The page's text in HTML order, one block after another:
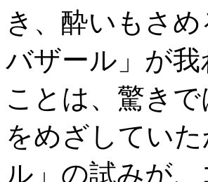
き、酔いもさ
バザール」が
ことは、驚き
をめざしてい
ル」の試みが